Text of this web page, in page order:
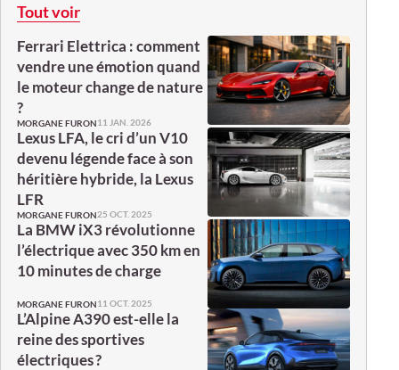
Tout voir
Ferrari Elettrica : comment
vendre une émotion quand
le moteur change de nature
?
MORGANE FURON11 JAN. 2026
Lexus LFA, le cri d’un V10
devenu légende face à son
héritière hybride, la Lexus
LFR
MORGANE FURON25 OCT. 2025
La BMW iX3 révolutionne
l’électrique avec 350 km en
10 minutes de charge
MORGANE FURON11 OCT. 2025
L’Alpine A390 est-elle la
reine des sportives
électriques ?